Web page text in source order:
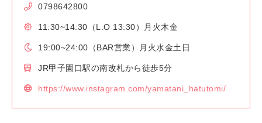
0798642800
11:30~14:30（L.O 13:30）月火木金
19:00~24:00（BAR営業）月火水金土日
JR甲子園口駅の南改札から徒歩5分
https://www.instagram.com/yamatani_hatutomi/